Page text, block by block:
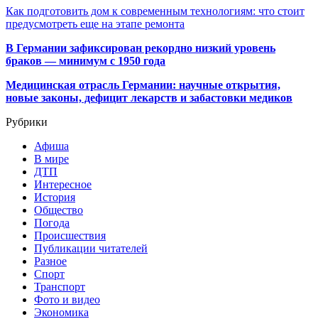
Как подготовить дом к современным технологиям: что стоит
предусмотреть еще на этапе ремонта
В Германии зафиксирован рекордно низкий уровень
браков — минимум с 1950 года
Медицинская отрасль Германии: научные открытия,
новые законы, дефицит лекарств и забастовки медиков
Рубрики
Афиша
В мире
ДТП
Интересное
История
Общество
Погода
Происшествия
Публикации читателей
Разное
Спорт
Транспорт
Фото и видео
Экономика